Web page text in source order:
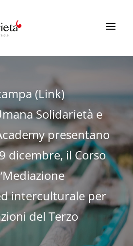
a
(Link)
Solidarietà e
presentano
dicembre, il Corso
interculturale per
del Terzo